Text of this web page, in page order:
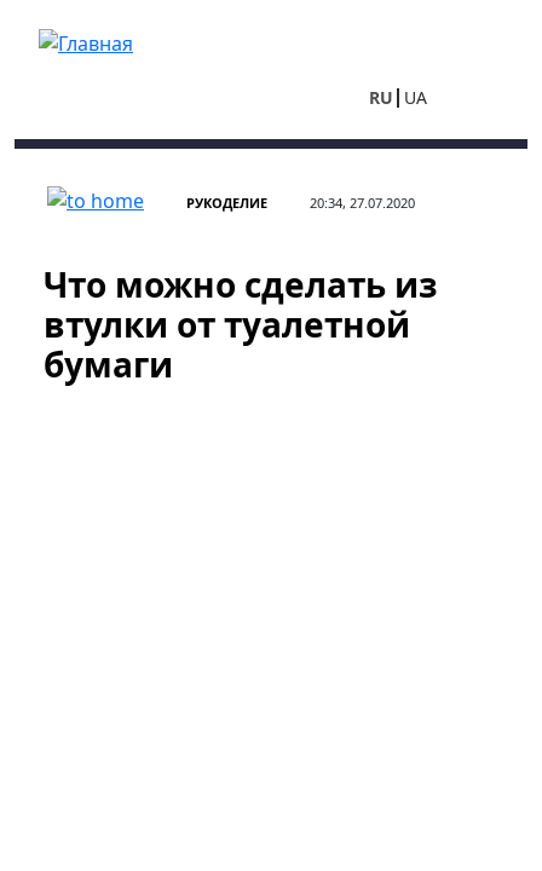
RU UA
РУКОДЕЛИЕ 20:34, 27.07.2020
Что можно сделать из
втулки от туалетной
бумаги